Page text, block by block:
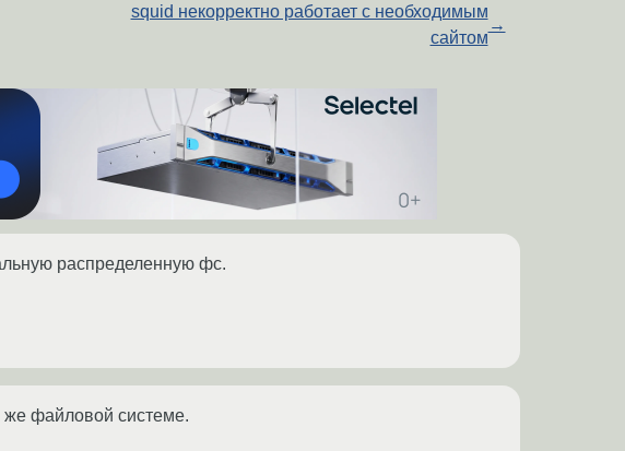
squid некорректно работает с необходимым
сайтом
→
распределенную фс.
же файловой системе.